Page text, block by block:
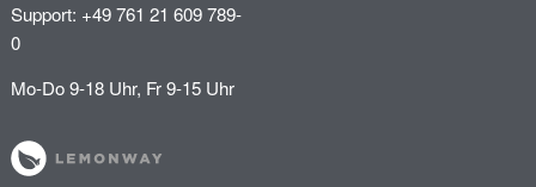
Support: +49 761 21 609 789-
0
Mo-Do 9-18 Uhr, Fr 9-15 Uhr